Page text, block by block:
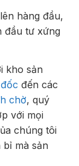
hàng đầu,
đầu tư xứng
kho sản
đến các
chờ, quý
với mọi
chúng tôi
mà sản